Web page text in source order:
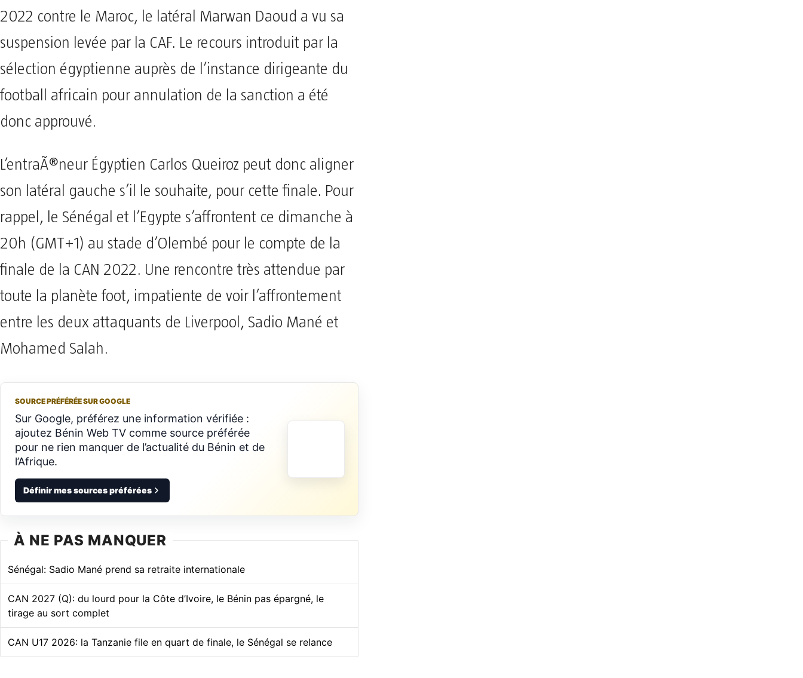
2022 contre le Maroc, le latéral Marwan Daoud a vu sa
suspension levée par la CAF. Le recours introduit par la
sélection égyptienne auprès de l’instance dirigeante du
football africain pour annulation de la sanction a été
donc approuvé.
L’entraÃ®neur Égyptien Carlos Queiroz peut donc aligner
son latéral gauche s’il le souhaite, pour cette finale. Pour
rappel, le Sénégal et l’Egypte s’affrontent ce dimanche à
20h (GMT+1) au stade d’Olembé pour le compte de la
finale de la CAN 2022. Une rencontre très attendue par
toute la planète foot, impatiente de voir l’affrontement
entre les deux attaquants de Liverpool, Sadio Mané et
Mohamed Salah.
SOURCE PRÉFÉRÉE SUR GOOGLE
Sur Google, préférez une information vérifiée :
ajoutez Bénin Web TV comme source préférée
pour ne rien manquer de l’actualité du Bénin et de
l’Afrique.
Définir mes sources préférées
À NE PAS MANQUER
Sénégal: Sadio Mané prend sa retraite internationale
CAN 2027 (Q): du lourd pour la Côte d’Ivoire, le Bénin pas épargné, le
tirage au sort complet
CAN U17 2026: la Tanzanie file en quart de finale, le Sénégal se relance